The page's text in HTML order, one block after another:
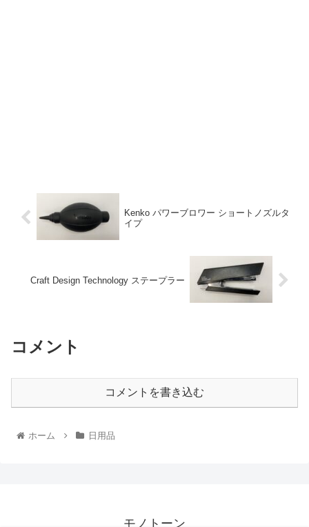
Kenko パワーブロワー ショートノズルタ
イプ
Craft Design Technology ステープラー
コメント
コメントを書き込む
ホーム 日用品
モノトーン